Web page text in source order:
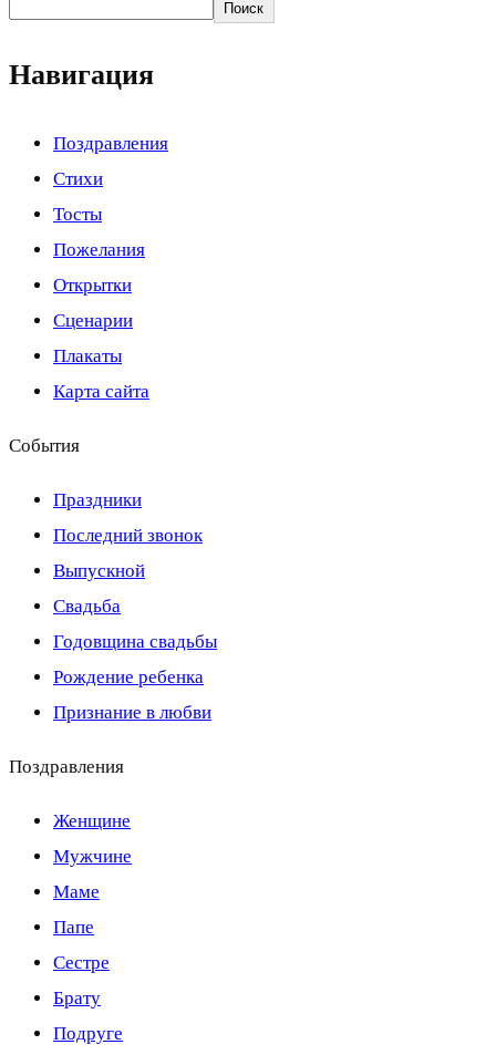
Поиск
Навигация
Поздравления
Стихи
Тосты
Пожелания
Открытки
Сценарии
Плакаты
Карта сайта
События
Праздники
Последний звонок
Выпускной
Свадьба
Годовщина свадьбы
Рождение ребенка
Признание в любви
Поздравления
Женщине
Мужчине
Маме
Папе
Сестре
Брату
Подруге